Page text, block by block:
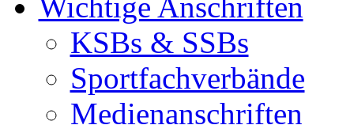
KSBs & SSBs
Sportfachverbände
Medienanschriften